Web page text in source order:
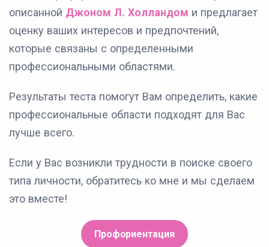
описанной Джоном Л. Холландом и предлагает
оценку ваших интересов и предпочтений,
которые связаны с определенными
профессиональными областями.
Результаты теста помогут Вам определить, какие
профессиональные области подходят для Вас
лучше всего.
Если у Вас возникли трудности в поиске своего
типа личности, обратитесь ко мне и мы сделаем
это вместе!
Профориентация